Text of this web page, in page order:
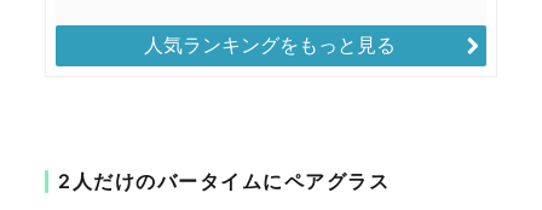
人気ランキングをもっと見る
2人だけのバータイムにペアグラス